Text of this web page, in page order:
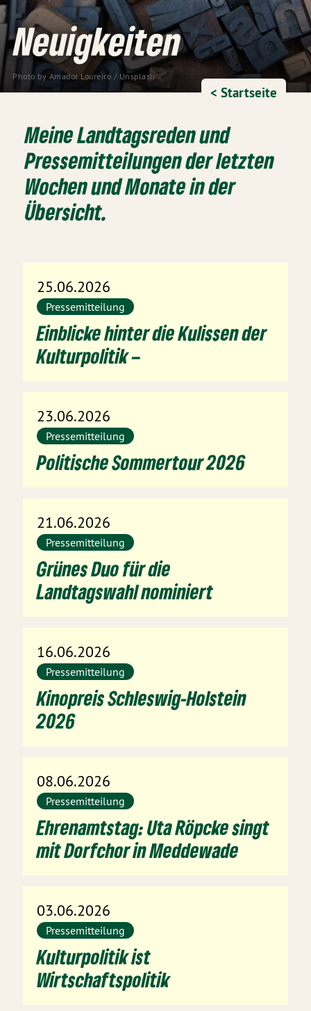
Photo by Amador Loureiro / Unsplash
Neuigkeiten
< Startseite
Meine Landtagsreden und
Pressemitteilungen der letzten
Wochen und Monate in der
Übersicht.
25.06.2026
Pressemitteilung
Einblicke hinter die Kulissen der
Kulturpolitik –
23.06.2026
Pressemitteilung
Politische Sommertour 2026
21.06.2026
Pressemitteilung
Grünes Duo für die
Landtagswahl nominiert
16.06.2026
Pressemitteilung
Kinopreis Schleswig-Holstein
2026
08.06.2026
Pressemitteilung
Ehrenamtstag: Uta Röpcke singt
mit Dorfchor in Meddewade
03.06.2026
Pressemitteilung
Kulturpolitik ist
Wirtschaftspolitik